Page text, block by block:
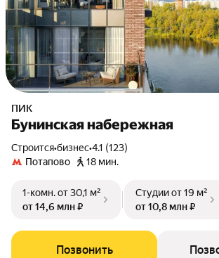
ПИК
Бунинская набережная
Строится•бизнес•4.1 (123)
Потапово
18 мин.
1-комн.от 30,1 м²
от 14,6 млн ₽
Студииот 19 м²
от 10,8 млн ₽
Позвонить